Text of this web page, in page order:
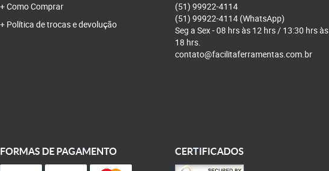
Como Comprar
Política de trocas e devolução
(51) 99922-4114
(51) 99922-4114 (WhatsApp)
Seg a Sex - 08 hrs às 12 hrs / 13:30 hrs às
18 hrs.
contato@facilitaferramentas.com.br
FORMAS DE PAGAMENTO CERTIFICADOS